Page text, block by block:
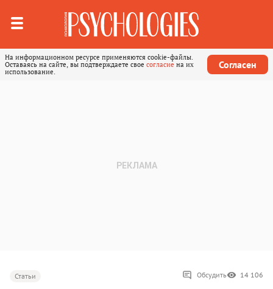
На информационном ресурсе применяются cookie-файлы.
Оставаясь на сайте, вы подтверждаете свое согласие на их
использование.
Согласен
Статьи Обсудить 14 106